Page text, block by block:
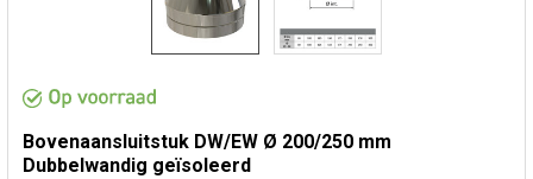
Bovenaansluitstuk DW/EW Ø 200/250 mm
Dubbelwandig geïsoleerd